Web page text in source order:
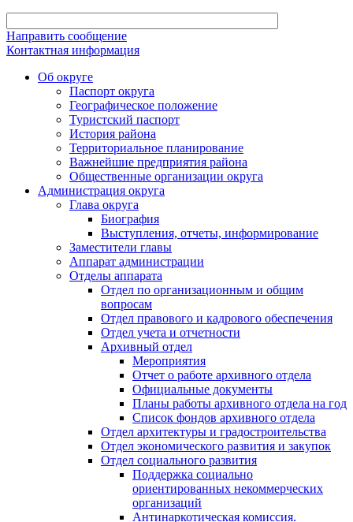
Направить сообщение
Контактная информация
Об округе
Паспорт округа
Географическое положение
Туристский паспорт
История района
Территориальное планирование
Важнейшие предприятия района
Общественные организации округа
Администрация округа
Глава округа
Биография
Выступления, отчеты, информирование
Заместители главы
Аппарат администрации
Отделы аппарата
Отдел по организационным и общим
вопросам
Отдел правового и кадрового обеспечения
Отдел учета и отчетности
Архивный отдел
Мероприятия
Отчет о работе архивного отдела
Официальные документы
Планы работы архивного отдела на год
Список фондов архивного отдела
Отдел архитектуры и градостроительства
Отдел экономического развития и закупок
Отдел социального развития
Поддержка социально
ориентированных некоммерческих
организаций
Антинаркотическая комиссия.